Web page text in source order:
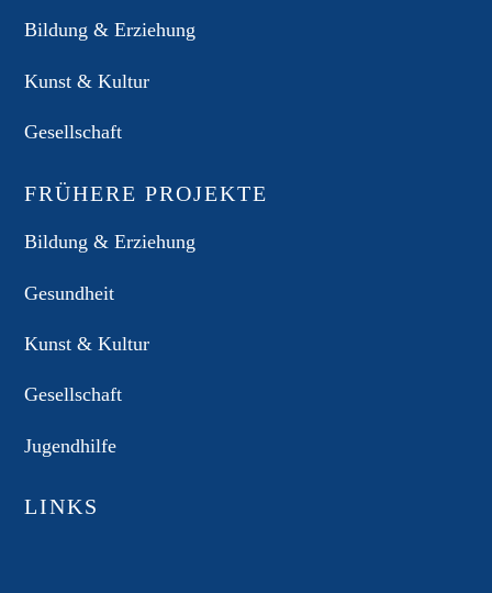
Bildung & Erziehung
Kunst & Kultur
Gesellschaft
FRÜHERE PROJEKTE
Bildung & Erziehung
Gesundheit
Kunst & Kultur
Gesellschaft
Jugendhilfe
LINKS